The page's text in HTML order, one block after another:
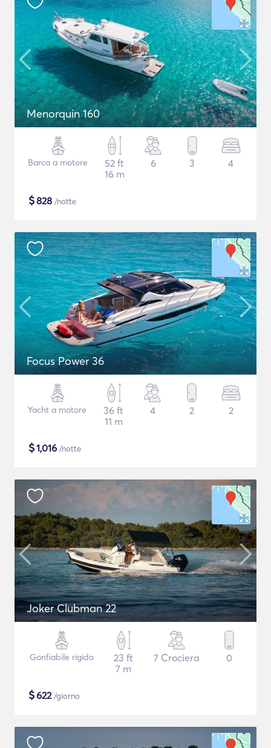
Menorquin 160
Barca a motore
52 ft
16 m
6 3 4
$828 /notte
Focus Power 36
Yacht a motore
36 ft
11 m
4 2 2
$1,016 /notte
Joker Clubman 22
Gonfiabile rigido
23 ft
7 m
7 Crociera 0
$622/giorno